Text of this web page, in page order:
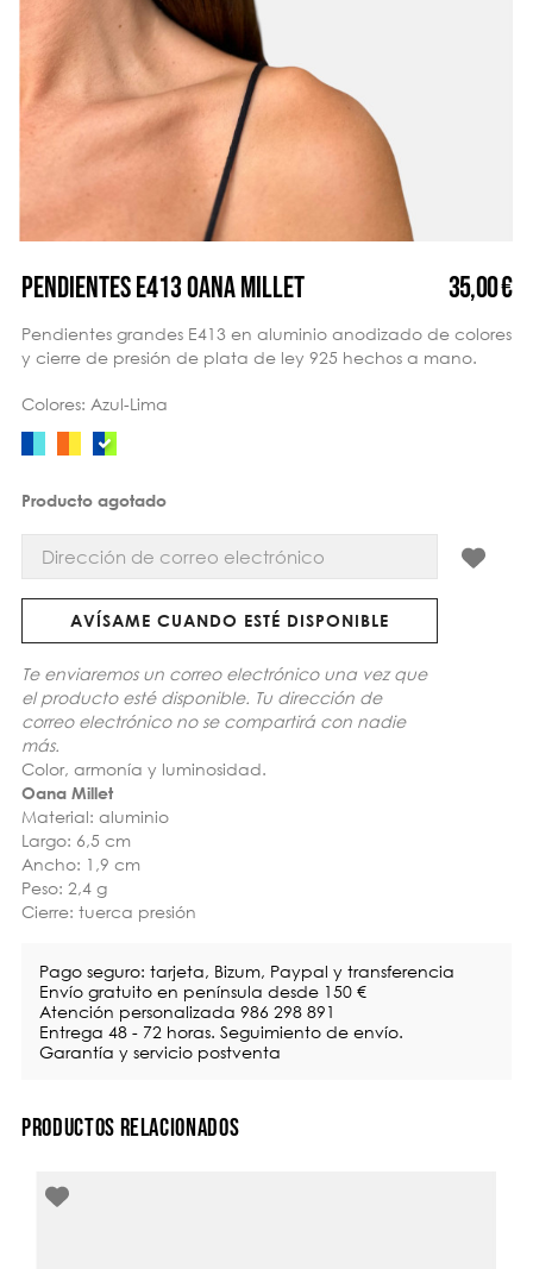
PENDIENTES E413 OANA MILLET 35,00 €
Pendientes grandes E413 en aluminio anodizado de colores
y cierre de presión de plata de ley 925 hechos a mano.
Colores: Azul-Lima
Producto agotado
AVÍSAME CUANDO ESTÉ DISPONIBLE
Te enviaremos un correo electrónico una vez que
el producto esté disponible. Tu dirección de
correo electrónico no se compartirá con nadie
más.
Color, armonía y luminosidad.
Oana Millet
Material: aluminio
Largo: 6,5 cm
Ancho: 1,9 cm
Peso: 2,4 g
Cierre: tuerca presión
Pago seguro: tarjeta, Bizum, Paypal y transferencia
Envío gratuito en península desde 150 €
Atención personalizada 986 298 891
Entrega 48 - 72 horas. Seguimiento de envío.
Garantía y servicio postventa
PRODUCTOS RELACIONADOS